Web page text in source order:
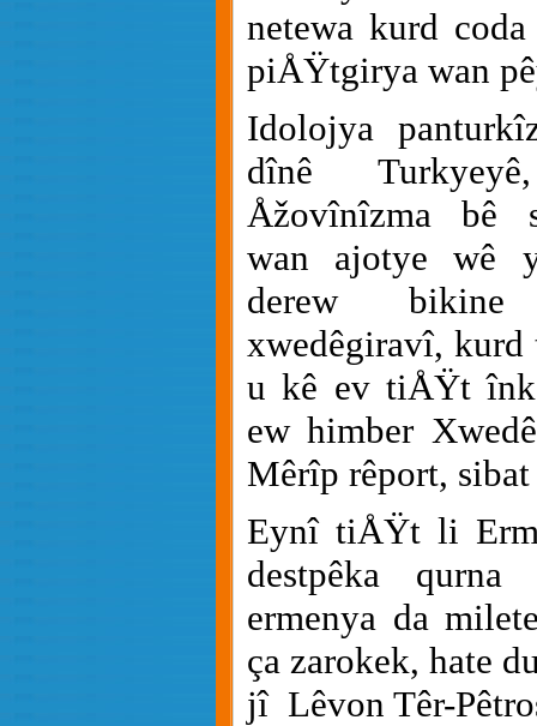
netewa kurd
piÅŸtgirya wan
Idolojya
dînê
Åžovînîzma bê
wan ajotye wê
derew
xwedêgiravî, kurd
u kê ev tiÅŸt
ew himber
Mêrîp rêport,
Eynî tiÅŸt li
destpêka
ermenya da
ça zarokek, hate
jî Lêvon Têr-